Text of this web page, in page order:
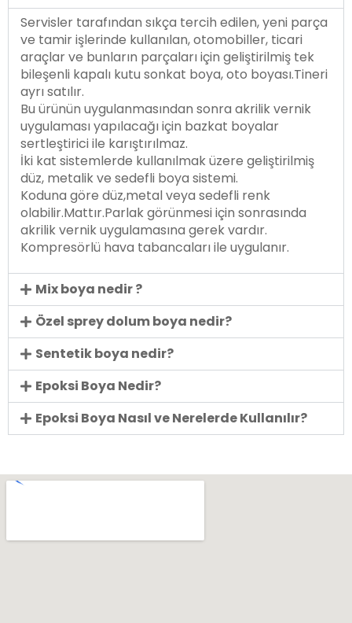
Servisler tarafından sıkça tercih edilen, yeni parça
ve tamir işlerinde kullanılan, otomobiller, ticari
araçlar ve bunların parçaları için geliştirilmiş tek
bileşenli kapalı kutu sonkat boya, oto boyası.Tineri
ayrı satılır.
Bu ürünün uygulanmasından sonra akrilik vernik
uygulaması yapılacağı için bazkat boyalar
sertleştirici ile karıştırılmaz.
İki kat sistemlerde kullanılmak üzere geliştirilmiş
düz, metalik ve sedefli boya sistemi.
Koduna göre düz,metal veya sedefli renk
olabilir.Mattır.Parlak görünmesi için sonrasında
akrilik vernik uygulamasına gerek vardır.
Kompresörlü hava tabancaları ile uygulanır.
Mix boya nedir ?
Özel sprey dolum boya nedir?
Sentetik boya nedir?
Epoksi Boya Nedir?
Epoksi Boya Nasıl ve Nerelerde Kullanılır?